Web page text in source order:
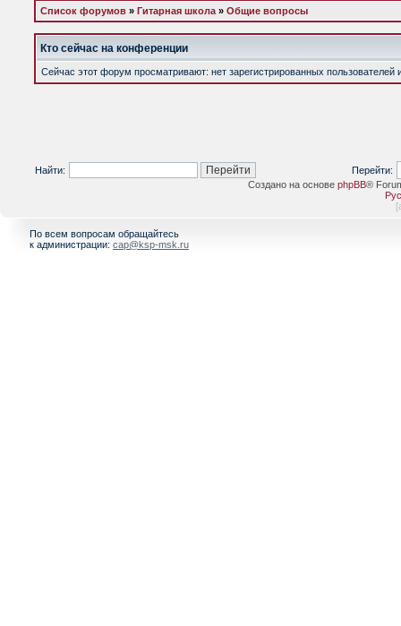
Список форумов » Гитарная школа » Общие вопросы
Кто сейчас на конференции
Сейчас этот форум просматривают: нет зарегистрированных пользователей
Найти:
Перейти:
Создано на основе phpBB®
[
По всем вопросам обращайтесь
к администрации: cap@ksp-msk.ru